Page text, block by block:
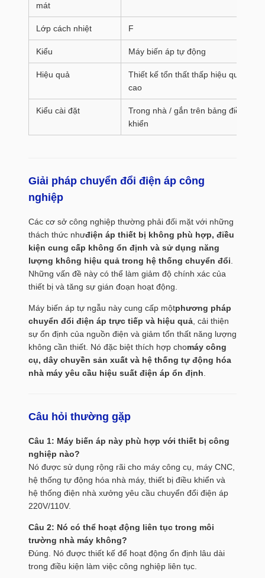
mát
Lớp cách nhiệt F
Kiểu Máy biến áp tự động
Hiệu quả
Thiết kế tổn thất thấp hiệu quả
cao
Kiểu cài đặt
Trong nhà / gắn trên bảng điều
khiển
Giải pháp chuyển đổi điện áp công
nghiệp
Các cơ sở công nghiệp thường phải đối mặt với những
thách thức nhưđiện áp thiết bị không phù hợp, điều
kiện cung cấp không ổn định và sử dụng năng
lượng không hiệu quả trong hệ thống chuyển đổi
Những vấn đề này có thể làm giảm độ chính xác của
thiết bị và tăng sự gián đoạn hoạt động.
Máy biến áp tự ngẫu này cung cấp mộtphương pháp
chuyển đổi điện áp trực tiếp và hiệu quả , cải thiện
sự ổn định của nguồn điện và giảm tổn thất năng lượng
không cần thiết. Nó đặc biệt thích hợp chomáy công
cụ, dây chuyền sản xuất và hệ thống tự động hóa
nhà máy yêu cầu hiệu suất điện áp ổn định
Câu hỏi thường gặp
Câu 1: Máy biến áp này phù hợp với thiết bị công
nghiệp nào?
Nó được sử dụng rộng rãi cho máy công cụ, máy CNC,
hệ thống tự động hóa nhà máy, thiết bị điều khiển và
hệ thống điện nhà xưởng yêu cầu chuyển đổi điện áp
220V/110V.
Câu 2: Nó có thể hoạt động liên tục trong môi
trường nhà máy không?
Đúng. Nó được thiết kế để hoạt động ổn định lâu dài
trong điều kiện làm việc công nghiệp liên tục.